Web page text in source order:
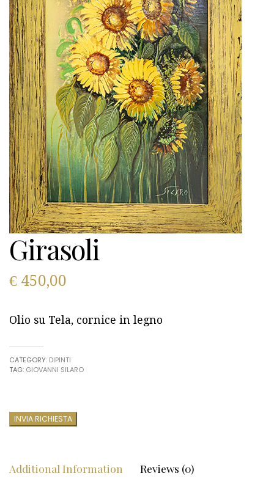
Girasoli
€ 450,00
Olio su Tela, cornice in legno
CATEGORY: DIPINTI
TAG: GIOVANNI SILARO
INVIA RICHIESTA
Additional Information Reviews (0)